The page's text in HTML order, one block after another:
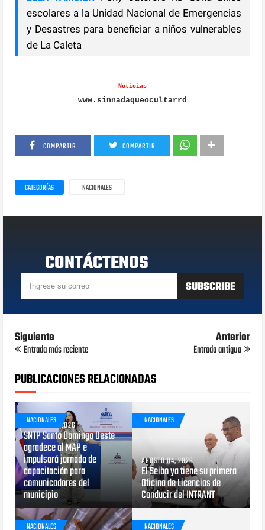
escolares a la Unidad Nacional de Emergencias
y Desastres para beneficiar a niños vulnerables
de La Caleta
Noticias
www.sinnadaqueocultarrd
COMPARTIR COMPARTIR
CATEGORÍAS NACIONALES
CONTÁCTENOS
Siguiente
Entrada más reciente
Anterior
Entrada antigua
PUBLICACIONES RELACIONADAS
NACIONALES
AGOSTO 05, 2026
SNTP Santo Domingo Oeste
agradece al MAP e
impulsará jornada de
capacitación para
comunicadores del
municipio
NACIONALES
AGOSTO 04, 2026
El Seibo ya tiene su primera
Oficina de Licencias de
Conducir del INTRANT
NACIONALES NACIONALES